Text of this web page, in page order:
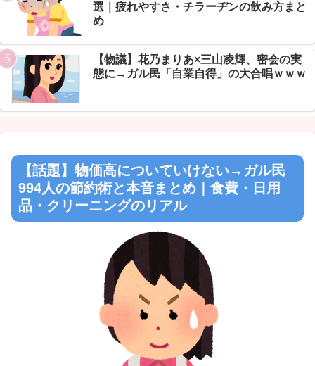
選｜疲れやすさ・チラーヂンの飲み方まと
め
【物議】花乃まりあ×三山凌輝、密会の実
態に→ガル民「自業自得」の大合唱ｗｗｗ
【話題】物価高についていけない→ガル民
994人の節約術と本音まとめ｜食費・日用
品・クリーニングのリアル